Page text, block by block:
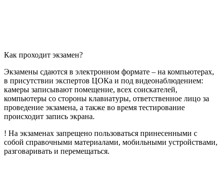
Как проходит экзамен?
Экзамены сдаются в электронном формате – на компьютерах,
в присутствии экспертов ЦОКа и под видеонаблюдением:
камеры записывают помещение, всех соискателей,
компьютеры со стороны клавиатуры, ответственное лицо за
проведение экзамена, а также во время тестирование
происходит запись экрана.
! На экзаменах запрещено пользоваться принесенными с
собой справочными материалами, мобильными устройствами,
разговаривать и перемещаться.